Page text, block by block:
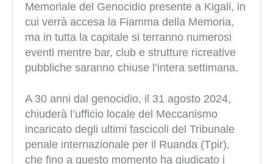
Memoriale del Genocidio presente a Kigali, in
cui verrà accesa la Fiamma della Memoria,
ma in tutta la capitale si terranno numerosi
eventi mentre bar, club e strutture ricreative
pubbliche saranno chiuse l’intera settimana.
A 30 anni dal genocidio, il 31 agosto 2024,
chiuderà l’ufficio locale del Meccanismo
incaricato degli ultimi fascicoli del Tribunale
penale internazionale per il Ruanda (Tpir),
che fino a questo momento ha giudicato i